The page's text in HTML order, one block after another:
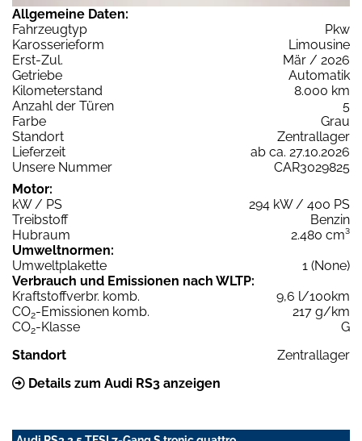
Allgemeine Daten:
Fahrzeugtyp
Pkw
Karosserieform
Limousine
Erst-Zul.
Mär / 2026
Getriebe
Automatik
Kilometerstand
8.000 km
Anzahl der Türen
5
Farbe
Grau
Standort
Zentrallager
Lieferzeit
ab ca. 27.10.2026
Unsere Nummer
CAR3029825
Motor:
kW / PS
294 kW / 400 PS
Treibstoff
Benzin
Hubraum
2.480 cm³
Umweltnormen:
Umweltplakette
1 (None)
Verbrauch und Emissionen nach WLTP:
Kraftstoffverbr. komb.
9,6 l/100km
CO2-Emissionen komb.
217 g/km
CO2-Klasse
G
Standort
Zentrallager
Details zum Audi RS3 anzeigen